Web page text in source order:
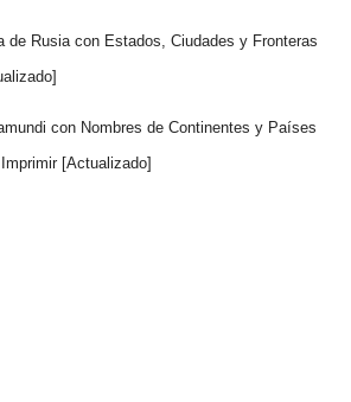
de Rusia con Estados, Ciudades y Fronteras
con Nombres de Continentes y Países
[Actualizado]